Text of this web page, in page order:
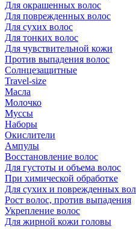
Для окрашенных волос
Для поврежденных волос
Для сухих волос
Для тонких волос
Для чувствительной кожи
Против выпадения волос
Солнцезащитные
Travel-size
Масла
Молочко
Муссы
Наборы
Окислители
Ампулы
Восстановление волос
Для густоты и объема волос
При химической обработке
Для сухих и поврежденных
Рост волос, против выпадения
Укрепление волос
Для жирной кожи головы